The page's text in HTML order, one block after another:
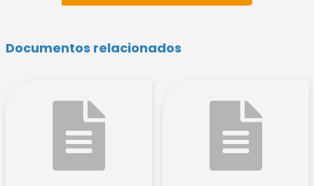
Documentos relacionados